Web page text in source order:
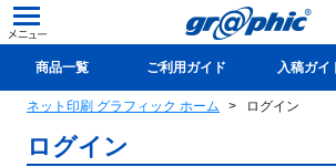
商品一覧 ご利用ガイド 入稿ガイ
新規会員登録(無料)
ネット印刷 グラフィック ホーム ログイン
ログイン